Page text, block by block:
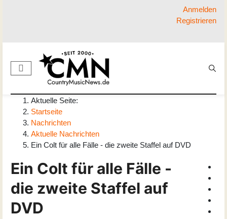
Anmelden
Registrieren
Aktuelle Seite:
Startseite
Nachrichten
Aktuelle Nachrichten
Ein Colt für alle Fälle - die zweite Staffel auf DVD
Ein Colt für alle Fälle -
die zweite Staffel auf
DVD